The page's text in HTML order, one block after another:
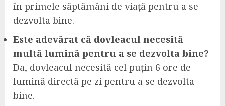
în primele săptămâni de viață pentru a se
dezvolta bine.
Este adevărat că dovleacul necesită
multă lumină pentru a se dezvolta bine?
Da, dovleacul necesită cel puțin 6 ore de
lumină directă pe zi pentru a se dezvolta
bine.